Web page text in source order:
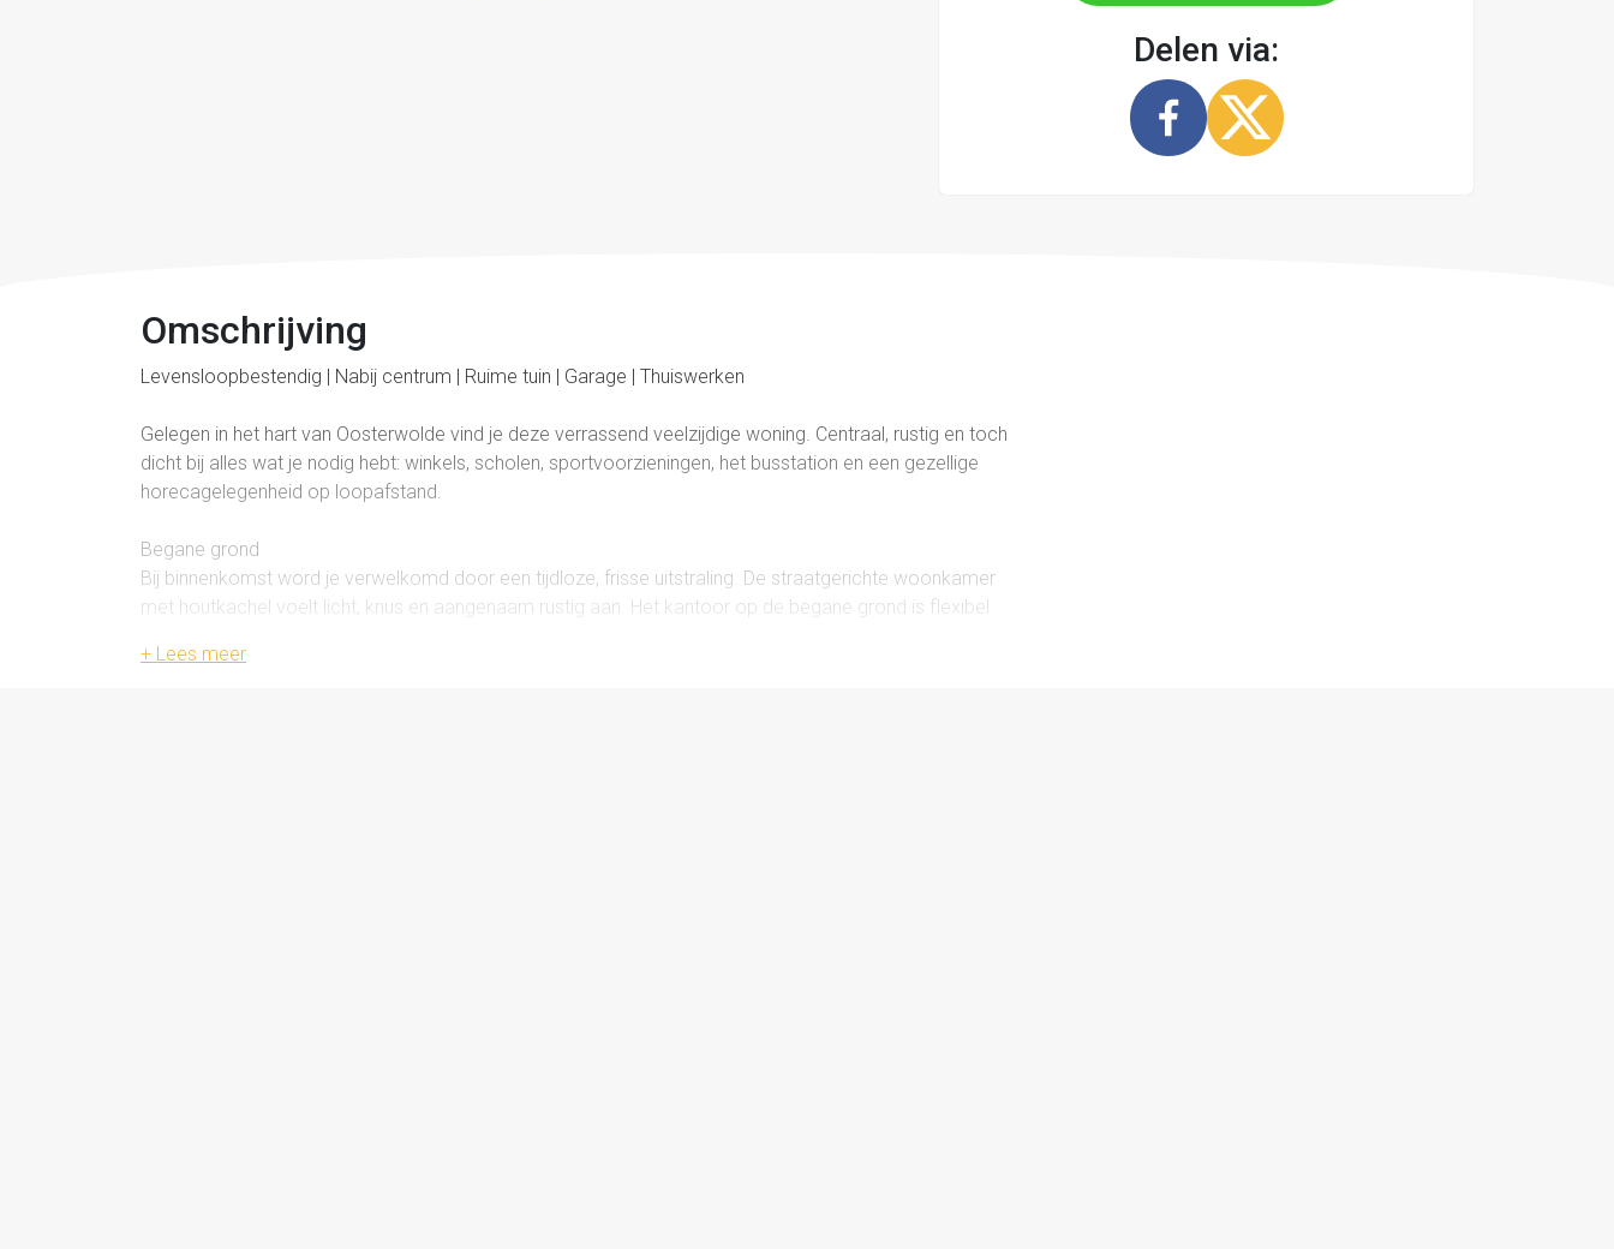
Delen via:
Omschrijving
Levensloopbestendig | Nabij centrum | Ruime tuin | Garage | Thuiswerken
Gelegen in het hart van Oosterwolde vind je deze verrassend veelzijdige woning. Centraal, rustig en toch
dicht bij alles wat je nodig hebt: winkels, scholen, sportvoorzieningen, het busstation en een gezellige
horecagelegenheid op loopafstand.
Begane grond
Bij binnenkomst word je verwelkomd door een tijdloze, frisse uitstraling. De straatgerichte woonkamer
met houtkachel voelt licht, knus en aangenaam rustig aan. Het kantoor op de begane grond is flexibel
woonkamer worden betrokken voor een nog ruimere leefomgeving.